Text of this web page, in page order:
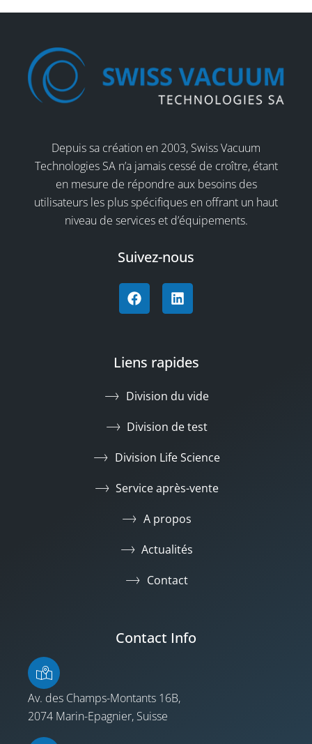
Depuis sa création en 2003, Swiss Vacuum
Technologies SA n’a jamais cessé de croître, étant
en mesure de répondre aux besoins des
utilisateurs les plus spécifiques en offrant un haut
niveau de services et d’équipements.
Suivez-nous
Liens rapides
Division du vide
Division de test
Division Life Science
Service après-vente
A propos
Actualités
Contact
Contact Info
Av. des Champs-Montants 16B,
2074 Marin-Epagnier, Suisse